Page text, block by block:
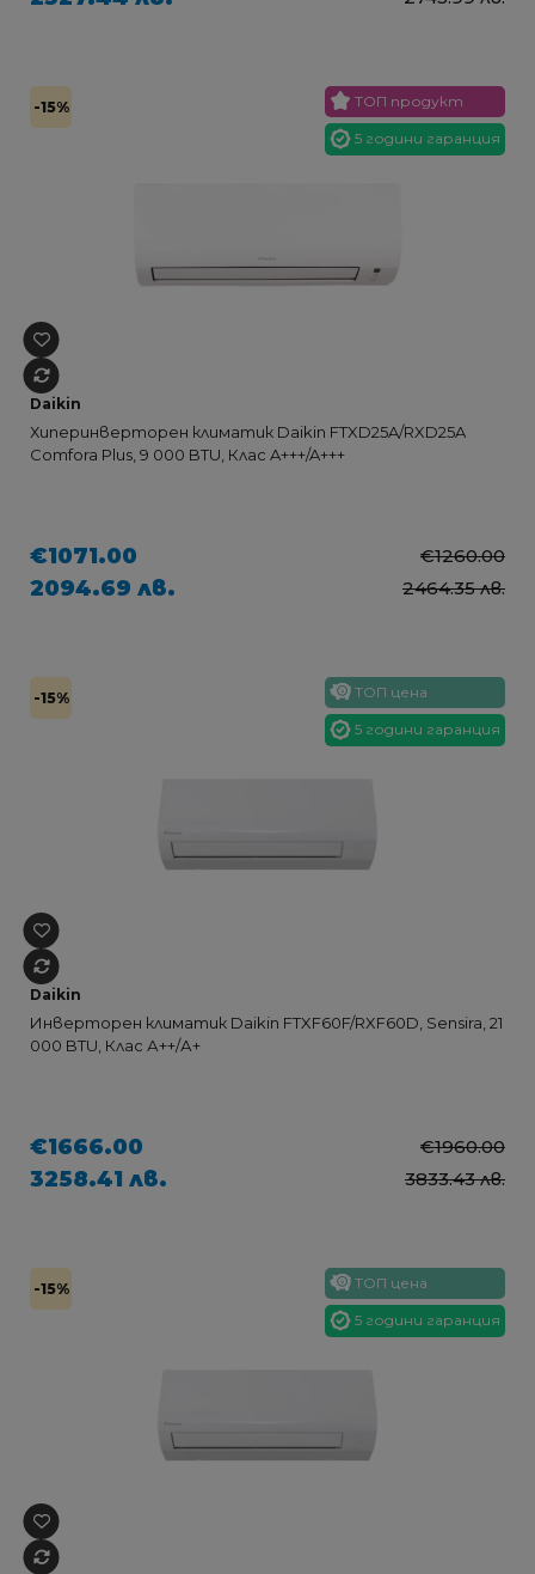
-15% ТОП продукт
5 години гаранция
Daikin
Хиперинверторен климатик Daikin FTXD25A/RXD25A
Comfora Plus, 9 000 BTU, Клас A+++/A+++
€1071.00 €1260.00
2094.69 лв. 2464.35 лв.
-15% ТОП цена
5 години гаранция
Daikin
Инверторен климатик Daikin FTXF60F/RXF60D, Sensira, 21
000 BTU, Клас А++/А+
€1666.00 €1960.00
3258.41 лв. 3833.43 лв.
-15% ТОП цена
5 години гаранция